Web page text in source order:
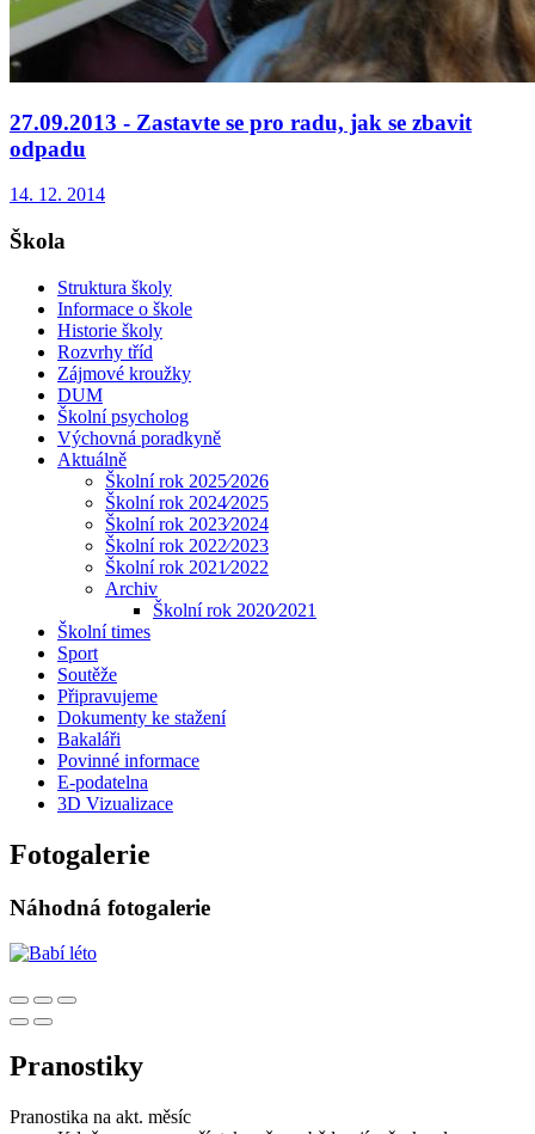
27.09.2013 - Zastavte se pro radu, jak se zbavit
odpadu
14. 12. 2014
Škola
Struktura školy
Informace o škole
Historie školy
Rozvrhy tříd
Zájmové kroužky
DUM
Školní psycholog
Výchovná poradkyně
Aktuálně
Školní rok 2025⁄2026
Školní rok 2024⁄2025
Školní rok 2023⁄2024
Školní rok 2022⁄2023
Školní rok 2021⁄2022
Archiv
Školní rok 2020⁄2021
Školní times
Sport
Soutěže
Připravujeme
Dokumenty ke stažení
Bakaláři
Povinné informace
E-podatelna
3D Vizualizace
Fotogalerie
Náhodná fotogalerie
Pranostiky
Pranostika na akt. měsíc